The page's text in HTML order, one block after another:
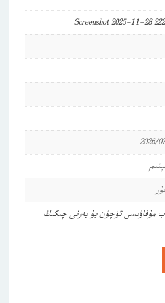
Screenshot 2025-11-28
2026/
مۇقاۋىسى ئۈچۈن بۇ يەرنى چىكىڭ